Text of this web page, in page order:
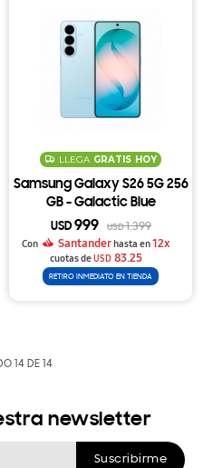
LLEGA GRATIS HOY
Samsung Galaxy S26 5G 256
GB - Galactic Blue
USD 999 USD1.399
Con
Santanderhasta en12x
cuotas deUSD 83.25
RETIRO INMEDIATO EN TIENDA
14 DE 14
newsletter
Suscribirme